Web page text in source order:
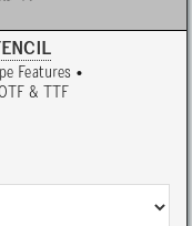
Features •
& TTF